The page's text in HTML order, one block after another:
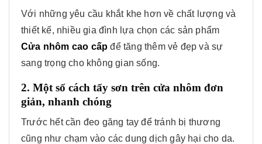
Với những yêu cầu khắt khe hơn về chất lượng và
thiết kế, nhiều gia đình lựa chọn các sản phẩm
Cửa nhôm cao cấp để tăng thêm vẻ đẹp và sự
sang trọng cho không gian sống.
2. Một số cách tẩy sơn trên cửa nhôm đơn
giản, nhanh chóng
Trước hết cần đeo găng tay để tránh bị thương
cũng như chạm vào các dung dịch gây hại cho da.